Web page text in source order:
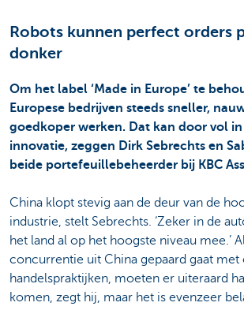
Robots kunnen perfect orders
donker
Om het label ‘Made in Europe’ te
Europese bedrijven steeds sneller,
goedkoper werken. Dat kan door vol
innovatie, zeggen Dirk Sebrechts en
beide portefeuillebeheerder bij KBC
China klopt stevig aan de deur van de
industrie, stelt Sebrechts. ‘Zeker in de
het land al op het hoogste niveau mee.’
concurrentie uit China gepaard gaat met
handelspraktijken, moeten er uiteraard
komen, zegt hij, maar het is evenzeer